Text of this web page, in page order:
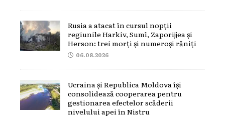
Rusia a atacat în cursul nopții
regiunile Harkiv, Sumî, Zaporijjea și
Herson: trei morți și numeroși răniți
06.08.2026
Ucraina și Republica Moldova își
consolidează cooperarea pentru
gestionarea efectelor scăderii
nivelului apei în Nistru